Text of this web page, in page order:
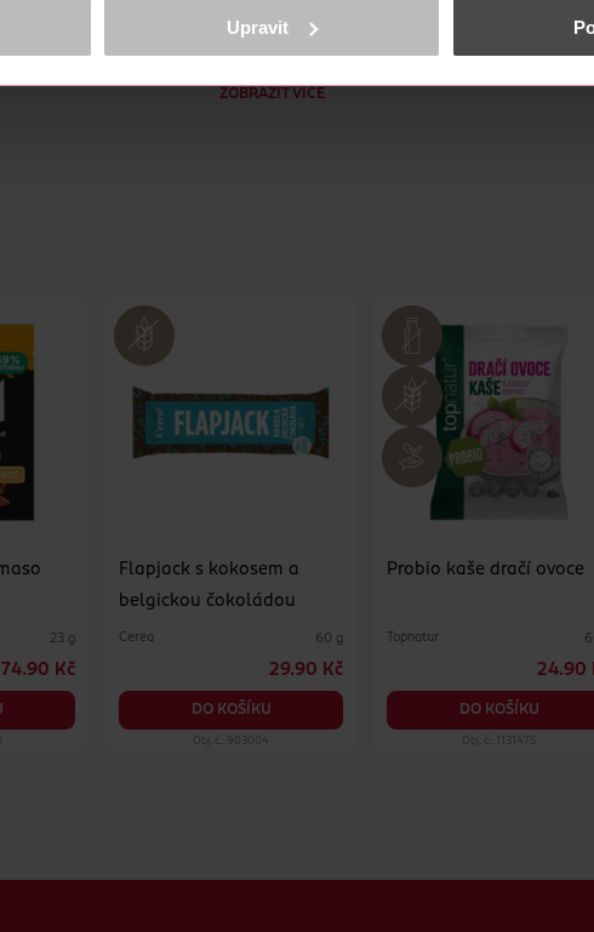
osobních údajů.
<
Upravit
Lázně. Lokalita: Mnichov u Mariánských Lázní. Název zdroje:
ZOBRAZIT VÍCE
23 g
74.90 Kč
Flapjack s kokosem a
belgickou čokoládou
Cerea 60 g
29.90 Kč
DO KOŠÍKU
Obj. č.: 903004
Probio kaše dračí ovoce
Topnatur
24.90
DO KOŠÍKU
Obj. č.: 1131475